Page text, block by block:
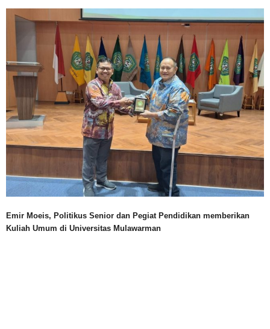
Emir Moeis, Politikus Senior dan Pegiat Pendidikan memberikan
Kuliah Umum di Universitas Mulawarman